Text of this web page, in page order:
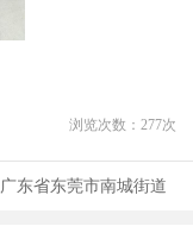
浏览次数： 277次
广东省东莞市南城街道